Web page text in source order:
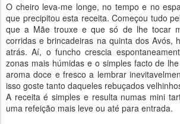
O cheiro leva-me longe, no tempo e no
que precipitou esta receita. Começou tudo
que a Mãe trouxe e que só de lhe tocar
corridas e brincadeiras na quinta dos Avós,
atrás. Aí, o funcho crescia
zonas mais húmidas e o simples facto de
aroma doce e fresco a lembrar
isso goste tanto daqueles rebuçados
A receita é simples e resulta numas mini
uma refeição mais leve ou até para entrada.